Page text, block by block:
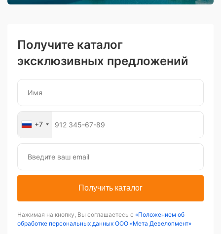
Получите каталог
эксклюзивных предложений
+7
Получить каталог
Нажимая на кнопку, Вы соглашаетесь с «Положением об
обработке персональных данных ООО «Мета Девелопмент»